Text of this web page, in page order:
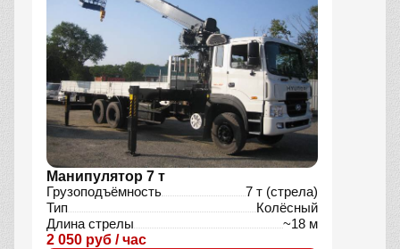
Манипулятор 7 т
Грузоподъёмность
7 т (стрела)
Тип
Колёсный
Длина стрелы
~18 м
2 050 руб / час